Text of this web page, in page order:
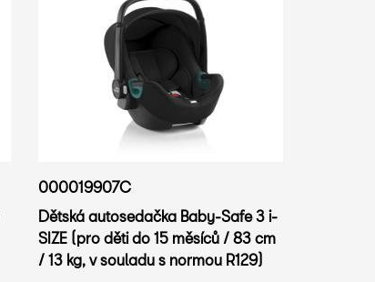
000019907C
Dětská autosedačka Baby-Safe 3 i-
SIZE (pro děti do 15 měsíců / 83 cm
/ 13 kg, v souladu s normou R129)